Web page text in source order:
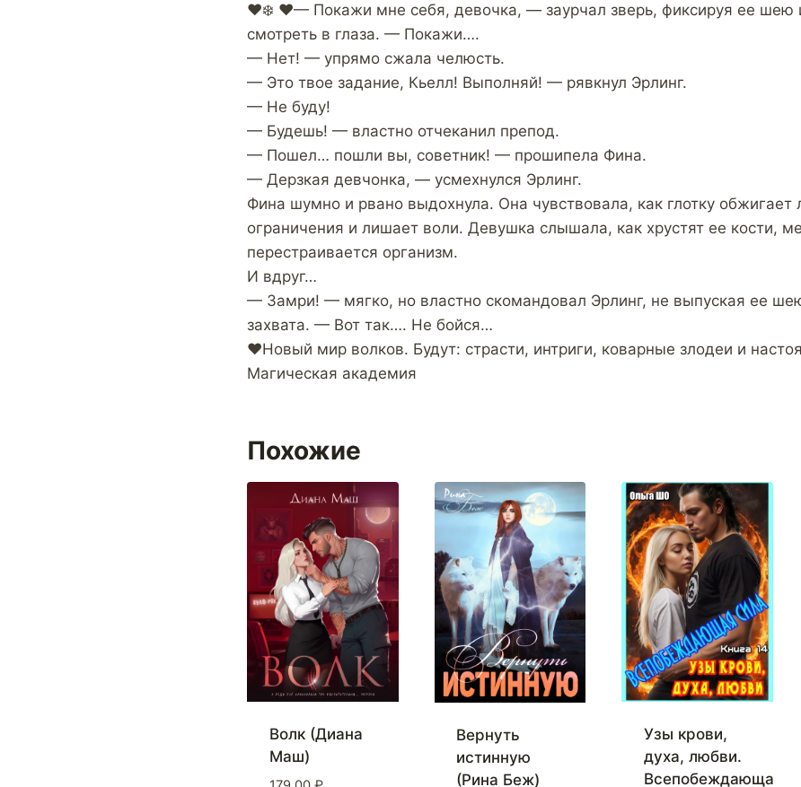
❤️❄️ ❤️— Покажи мне себя, девочка, — заурчал зверь, фиксируя ее шею
смотреть в глаза. — Покажи….
— Нет! — упрямо сжала челюсть.
— Это твое задание, Кьелл! Выполняй! — рявкнул Эрлинг.
— Не буду!
— Будешь! — властно отчеканил препод.
— Пошел… пошли вы, советник! — прошипела Фина.
— Дерзкая девчонка, — усмехнулся Эрлинг.
Фина шумно и рвано выдохнула. Она чувствовала, как глотку обжигает
ограничения и лишает воли. Девушка слышала, как хрустят ее кости,
перестраивается организм.
И вдруг…
— Замри! — мягко, но властно скомандовал Эрлинг, не выпуская ее
захвата. — Вот так…. Не бойся…
♥️Новый мир волков. Будут: страсти, интриги, коварные злодеи и
Магическая академия
Похожие
Волк (Диана
Маш)
Вернуть
истинную
(Рина Беж)
Узы крови,
духа, любви.
Всепобеждающая